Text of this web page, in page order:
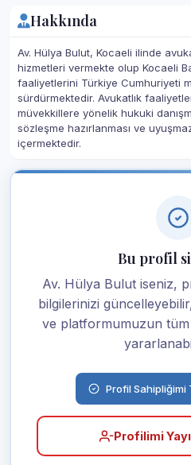
Hakkında
Av. Hülya Bulut, Kocaeli ilinde
hizmetleri vermekte olup Kocaeli
faaliyetlerini Türkiye Cumhuriyeti
sürdürmektedir. Avukatlık
müvekkillere yönelik hukuki
sözleşme hazırlanması ve
içermektedir.
Bu profil
Av. Hülya Bulut iseniz,
bilgilerinizi
ve platformumuzun
Profil Sahipliğimi
Profilimi